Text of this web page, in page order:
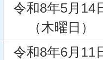
令和8年5月14
（木曜日）
令和8年6月11